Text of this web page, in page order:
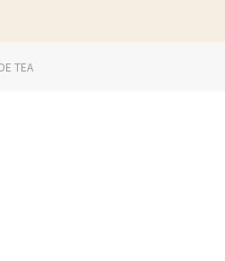
TEA